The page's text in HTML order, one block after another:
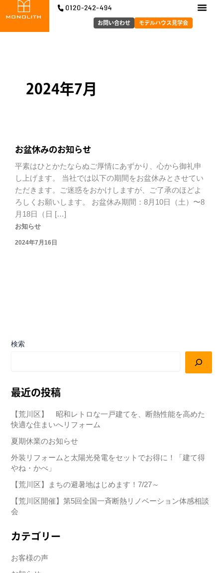
容
モデルハウス見学会
お問い合わせ
2024年7月
お盆休みのお知らせ
平素はひとかたならぬご厚情にあずかり、心から御礼申
し上げます。 当社では以下の期間をお盆休みとさせてい
ただきます。ご迷惑をおかけしますが、ご了承のほどよ
ろしくお願いします。 お盆休み期間：8月10日（土）〜8
月18日（日 […]
お知らせ
2024年7月16日
検索
最近の投稿
【荒川区】 昭和レトロな一戸建てを、断熱性能を高めた
快適な住まいへリフォーム
夏期休業のお知らせ
外装リフォームと太陽光発電をセットでお得に！「建て得
やね・かべ」
【荒川区】まちの避暑地はじめます！7/27～
【荒川区開催】第5回全国一斉断熱リノベーション体感相談
会
カテゴリー
お客様の声